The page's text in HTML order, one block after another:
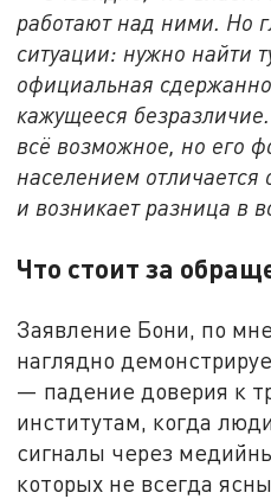
работают над ними. Но
ситуации: нужно найти
официальная
кажущееся
всё возможное, но его
населением отличается
и возникает разница в
Что стоит за
Заявление Бони, по
наглядно
— падение доверия к
институтам, когда
сигналы через
которых не всегда